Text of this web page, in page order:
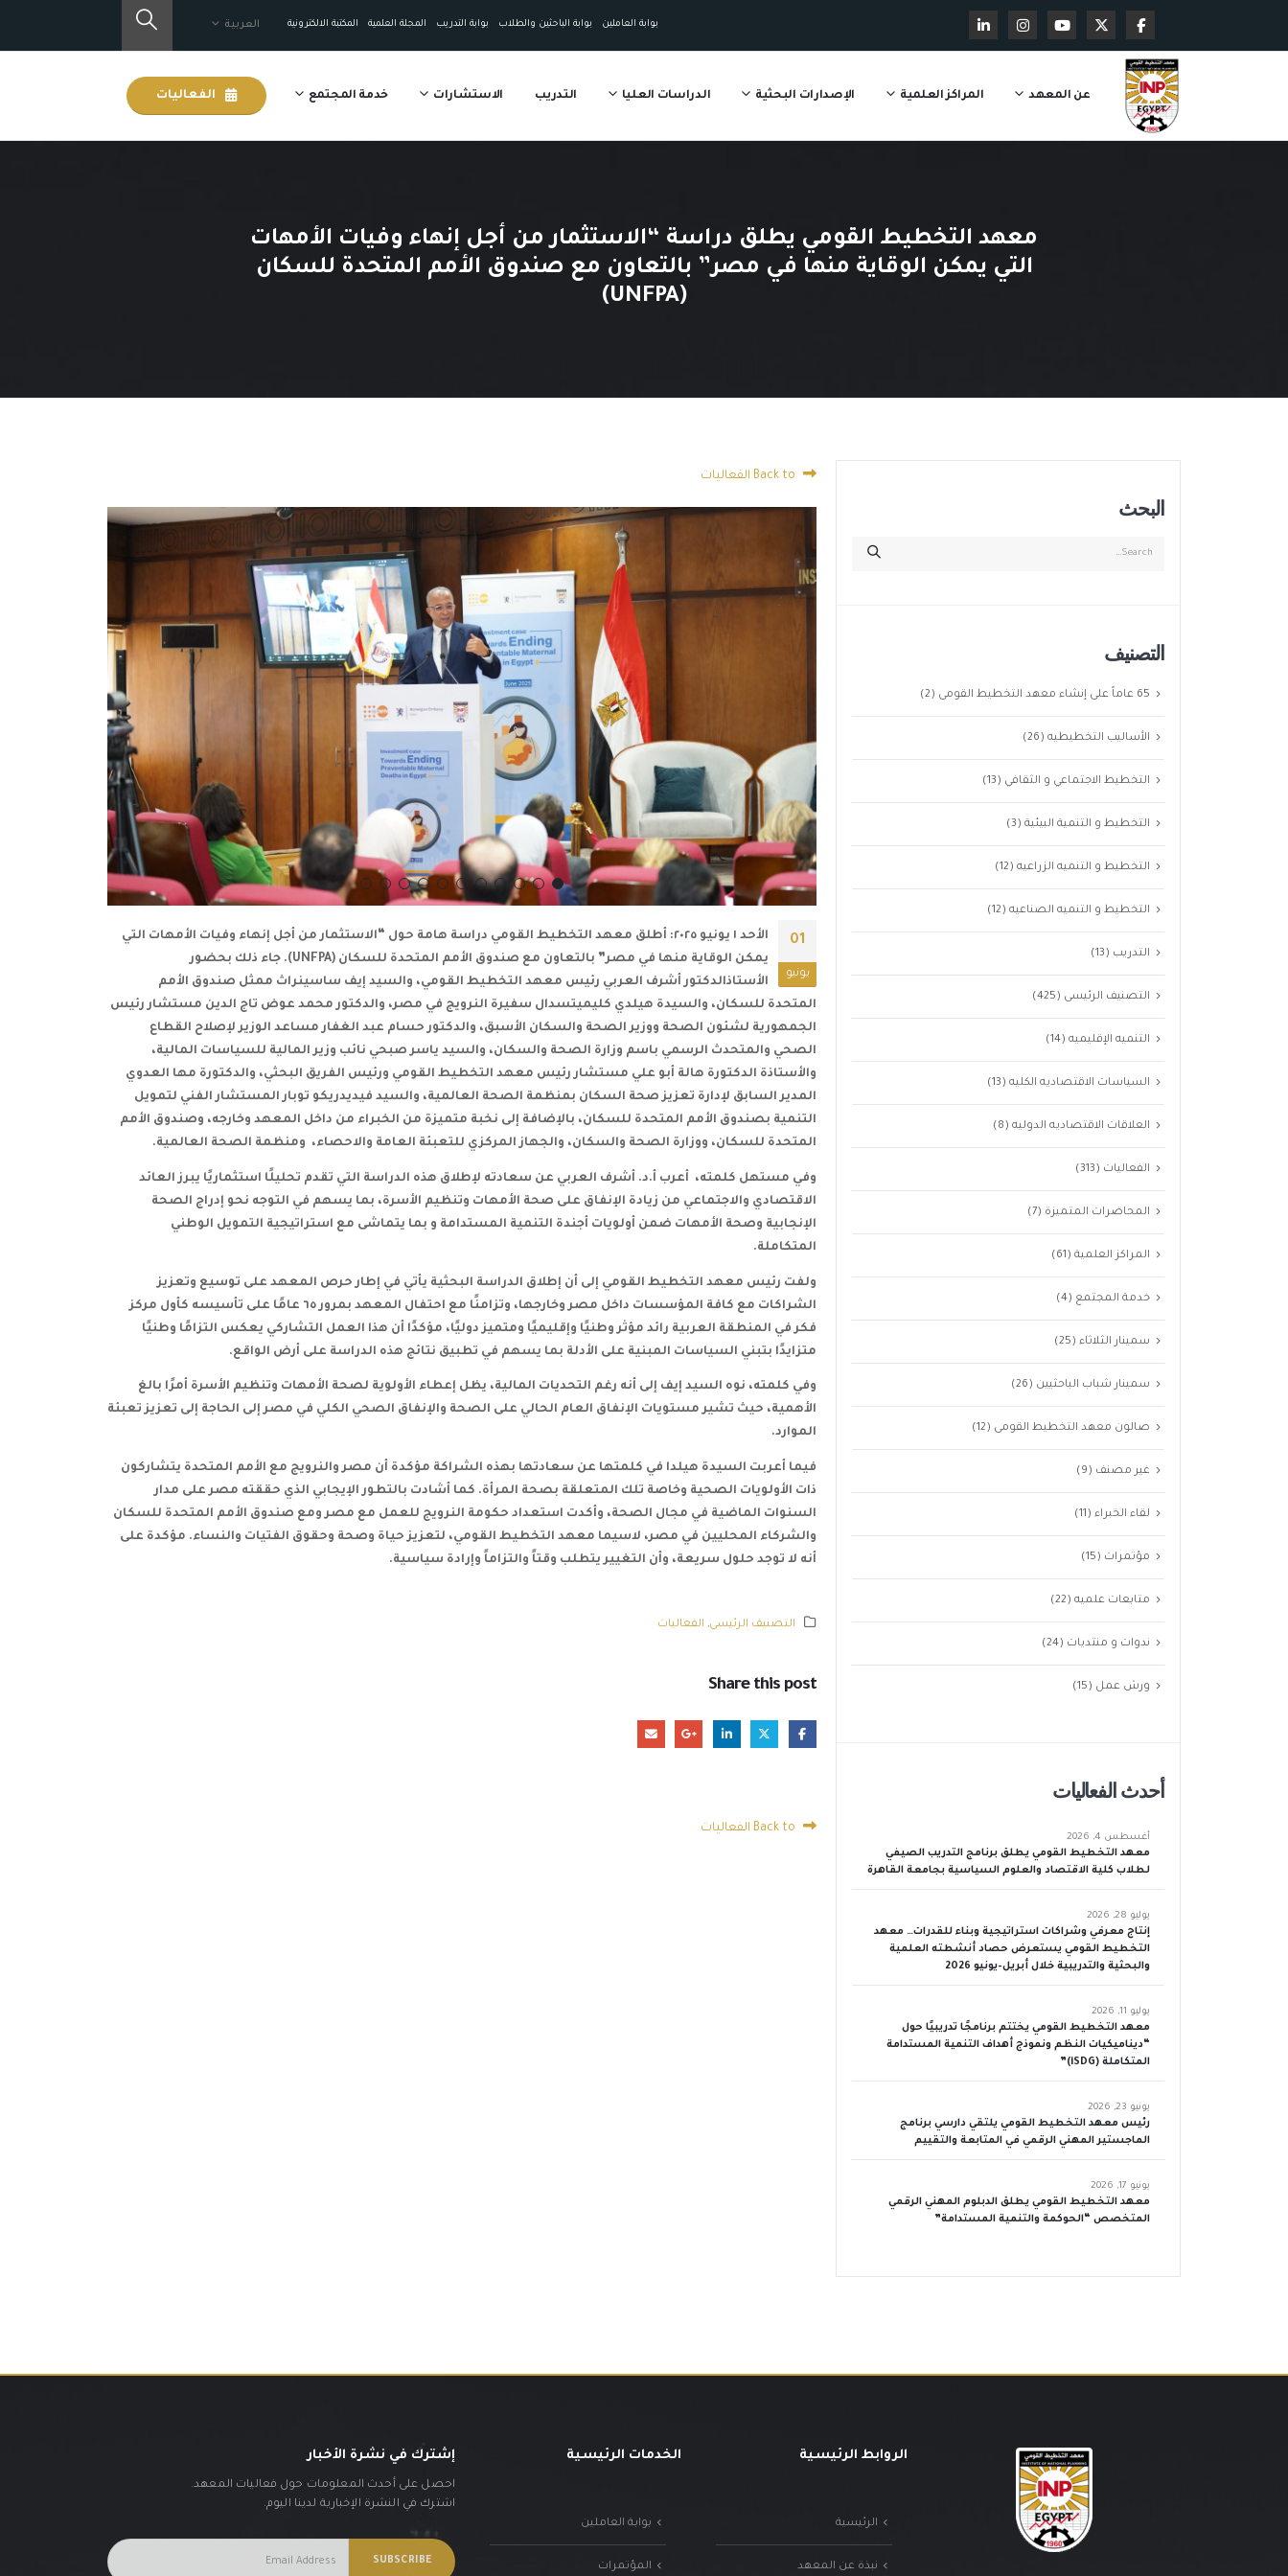
بوابة العاملين بوابة الباحثين والطلاب بوابة التدريب المجلة العلمية المكتبة الالكترونية العربية
عن المعهد المراكز العلمية الإصدارات البحثية الدراسات العليا التدريب الاستشارات خدمة المجتمع الفعاليات
معهد التخطيط القومي يطلق دراسة “الاستثمار من أجل إنهاء وفيات الأمهات
التي يمكن الوقاية منها في مصر” بالتعاون مع صندوق الأمم المتحدة للسكان
(UNFPA)
01
يونيو
الأحد ١ يونيو ٢٠٢٥: أطلق معهد التخطيط القومي دراسة هامة حول “الاستثمار من أجل إنهاء وفيات الأمهات التي
يمكن الوقاية منها في مصر” بالتعاون مع صندوق الأمم المتحدة للسكان
(UNFPA). جاء ذلك بحضور
الأستاذالدكتور أشرف العربي رئيس معهد التخطيط القومي، والسيد إيف ساسينراث ممثل صندوق الأمم
المتحدة للسكان، والسيدة هيلدي كليميتسدال سفيرة النرويج في مصر، والدكتور محمد عوض تاج الدين مستشار رئيس
الجمهورية لشئون الصحة ووزير الصحة والسكان الأسبق، والدكتور حسام عبد الغفار مساعد الوزير لإصلاح القطاع
الصحي والمتحدث الرسمي باسم وزارة الصحة والسكان، والسيد ياسر صبحي نائب وزير المالية للسياسات المالية،
والأستاذة الدكتورة هالة أبو علي مستشار رئيس معهد التخطيط القومي ورئيس الفريق البحثي، والدكتورة مها العدوي
المدير السابق لإدارة تعزيز صحة السكان بمنظمة الصحة العالمية، والسيد فيديدريكو توبار المستشار الفني لتمويل
التنمية بصندوق الأمم المتحدة للسكان، بالإضافة إلى نخبة متميزة من الخبراء من داخل المعهد وخارجه، وصندوق الأمم
المتحدة للسكان، ووزارة الصحة والسكان، والجهاز المركزي للتعبئة العامة والاحصاء، ومنظمة الصحة العالمية.
وفي مستهل كلمته، أعرب أ.د. أشرف العربي عن سعادته لإطلاق هذه الدراسة التي تقدم تحليلًا استثماريًا يبرز العائد
الاقتصادي والاجتماعي من زيادة الإنفاق على صحة الأمهات وتنظيم الأسرة، بما يسهم في التوجه نحو إدراج الصحة
الإنجابية وصحة الأمهات ضمن أولويات أجندة التنمية المستدامة و بما يتماشى مع استراتيجية التمويل الوطني
المتكاملة.
ولفت رئيس معهد التخطيط القومي إلى أن إطلاق الدراسة البحثية يأتي في إطار حرص المعهد على توسيع وتعزيز
الشراكات مع كافة المؤسسات داخل مصر وخارجها، وتزامنًا مع احتفال المعهد بمرور ٦٥ عامًا على تأسيسه كأول مركز
فكر في المنطقة العربية رائد مؤثر وطنيًا وإقليميًا ومتميز دوليًا، مؤكدًا أن هذا العمل التشاركي يعكس التزامًا وطنيًا
متزايدًا بتبني السياسات المبنية على الأدلة بما يسهم في تطبيق نتائج هذه الدراسة على أرض الواقع.
وفي كلمته، نوه السيد إيف إلى أنه رغم التحديات المالية، يظل إعطاء الأولوية لصحة الأمهات وتنظيم الأسرة أمرًا بالغ
الأهمية، حيث تشير مستويات الإنفاق العام الحالي على الصحة والإنفاق الصحي الكلي في مصر إلى الحاجة إلى تعزيز تعبئة
الموارد.
فيما أعربت السيدة هيلدا في كلمتها عن سعادتها بهذه الشراكة مؤكدة أن مصر والنرويج مع الأمم المتحدة يتشاركون
ذات الأولويات الصحية وخاصة تلك المتعلقة بصحة المرأة. كما أشادت بالتطور الإيجابي الذي حققته مصر على مدار
السنوات الماضية في مجال الصحة، وأكدت استعداد حكومة النرويج للعمل مع مصر ومع صندوق الأمم المتحدة للسكان
والشركاء المحليين في مصر، لاسيما معهد التخطيط القومي، لتعزيز حياة وصحة وحقوق الفتيات والنساء. مؤكدة على
أنه لا توجد حلول سريعة، وأن التغيير يتطلب وقتاً والتزاماً وإرادة سياسية.
التصنيف الرئيسى, الفعاليات
Share this post
البحث
التصنيف
65 عاماً على إنشاء معهد التخطيط القومى (2)
الأساليب التخطيطيه (26)
التخطيط الاجتماعي و الثقافي (13)
التخطيط و التنمية البيئية (3)
التخطيط و التنميه الزراعيه (12)
التخطيط و التنميه الصناعيه (12)
التدريب (13)
التصنيف الرئيسى (425)
التنميه الإقليميه (14)
السياسات الاقتصاديه الكليه (13)
العلاقات الاقتصاديه الدوليه (8)
الفعاليات (313)
المحاضرات المتميزة (7)
المراكز العلمية (61)
خدمة المجتمع (4)
سمينار الثلاثاء (25)
سمينار شباب الباحثيين (26)
صالون معهد التخطيط القومى (12)
غير مصنف (9)
لقاء الخبراء (11)
مؤتمرات (15)
متابعات علميه (22)
ندوات و منتديات (24)
ورش عمل (15)
أحدث الفعاليات
معهد التخطيط القومي يطلق برنامج التدريب الصيفي
لطلاب كلية الاقتصاد والعلوم السياسية بجامعة القاهرة
أغسطس 4, 2026
إنتاج معرفي وشراكات استراتيجية وبناء للقدرات… معهد
التخطيط القومي يستعرض حصاد أنشطته العلمية
والبحثية والتدريبية خلال أبريل–يونيو 2026
يوليو 28, 2026
معهد التخطيط القومي يختتم برنامجًا تدريبيًا حول
“ديناميكيات النظم ونموذج أهداف التنمية المستدامة
المتكاملة (iSDG)”
يوليو 11, 2026
رئيس معهد التخطيط القومي يلتقي دارسي برنامج
الماجستير المهني الرقمي في المتابعة والتقييم
يونيو 23, 2026
معهد التخطيط القومي يطلق الدبلوم المهني الرقمي
المتخصص “الحوكمة والتنمية المستدامة”
يونيو 17, 2026
الروابط الرئيسية
الرئيسية
نبذة عن المعهد
الخدمات الرئيسية
بوابة العاملين
المؤتمرات
إشترك في نشرة الأخبار
احصل على أحدث المعلومات حول فعاليات المعهد.
اشترك في النشرة الإخبارية لدينا اليوم.